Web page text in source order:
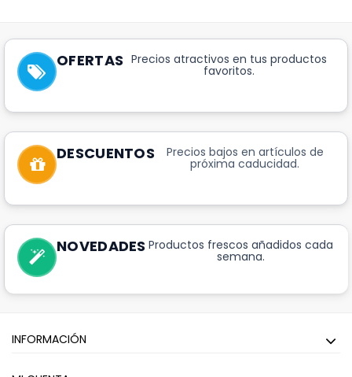
OFERTAS Precios atractivos en tus productos
favoritos.
DESCUENTOS Precios bajos en artículos de
próxima caducidad.
NOVEDADES Productos frescos añadidos cada
semana.
INFORMACIÓN